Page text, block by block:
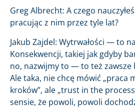
Greg Albrecht: A czego
pracując z nim przez tyle lat?
Jakub Zajdel: Wytrwałości — to
Konsekwencji, takiej jak gdyby
no, nazwijmy to — to też zawsze
Ale taka, nie chcę mówić „praca
kroków”, ale „trust in the
sensie, że powoli, powoli